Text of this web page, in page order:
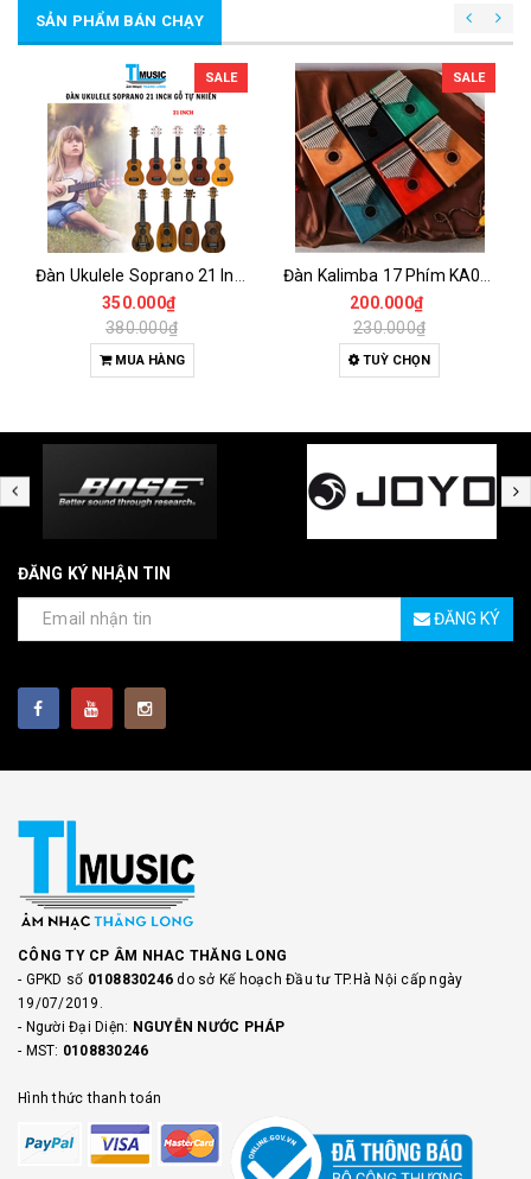
SẢN PHẨM BÁN CHẠY
SALE
350.000₫
380.000₫
MUA HÀNG
SALE
200.000₫
230.000₫
TUỲ CHỌN
ĐĂNG KÝ NHẬN TIN
ĐĂNG KÝ
CÔNG TY CP ÂM NHAC THĂNG LONG
- GPKD số 0108830246do sở Kế hoạch Đầu tư TP.Hà Nội cấp ngày
19/07/2019.
- Người Đại Diện: NGUYỄN NƯỚC PHÁP
- MST: 0108830246
Hình thức thanh toán